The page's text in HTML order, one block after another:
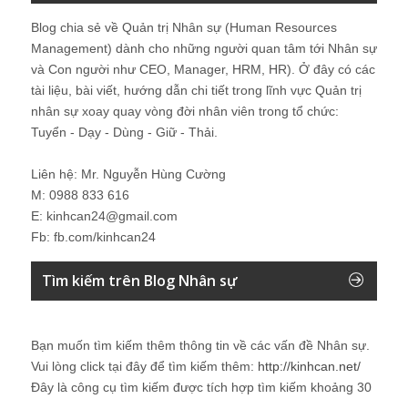
Blog chia sẻ về Quản trị Nhân sự (Human Resources
Management) dành cho những người quan tâm tới Nhân sự
và Con người như CEO, Manager, HRM, HR). Ở đây có các
tài liệu, bài viết, hướng dẫn chi tiết trong lĩnh vực Quản trị
nhân sự xoay quay vòng đời nhân viên trong tổ chức:
Tuyển - Dạy - Dùng - Giữ - Thải.
Liên hệ: Mr. Nguyễn Hùng Cường
M: 0988 833 616
E: kinhcan24@gmail.com
Fb: fb.com/kinhcan24
Tìm kiếm trên Blog Nhân sự
Bạn muốn tìm kiếm thêm thông tin về các vấn đề Nhân sự
Vui lòng click tại đây để tìm kiếm thêm: http://kinhcan.net/
Đây là công cụ tìm kiếm được tích hợp tìm kiếm khoảng 30